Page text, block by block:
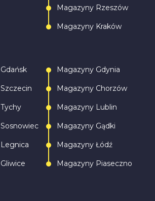
Magazyny Rzeszów
Magazyny Kraków
Magazyny Gdynia
Magazyny Chorzów
Magazyny Lublin
Magazyny Gądki
Magazyny Łódź
Magazyny Piaseczno